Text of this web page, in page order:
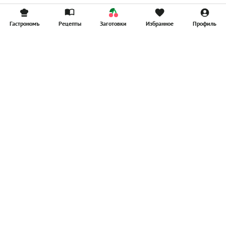
Гастрономъ Рецепты Заготовки Избранное Профиль